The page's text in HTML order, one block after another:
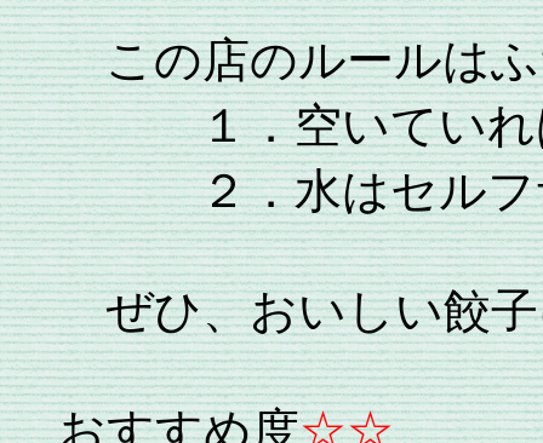
この店のルールはふ
１．空いていれば
２．水はセルフサ
ぜひ、おいしい餃子
おすすめ度☆☆